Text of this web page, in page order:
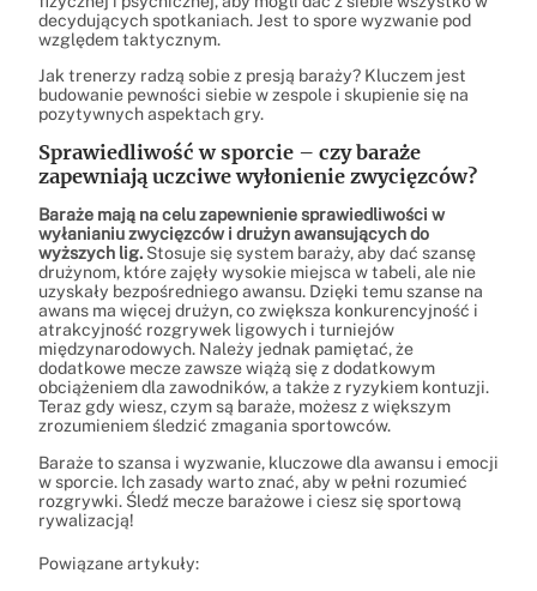
decydujących spotkaniach. Jest to spore wyzwanie pod
względem taktycznym.
Jak trenerzy radzą sobie z presją baraży? Kluczem jest
budowanie pewności siebie w zespole i skupienie się na
pozytywnych aspektach gry.
Sprawiedliwość w sporcie – czy baraże
zapewniają uczciwe wyłonienie zwycięzców?
Baraże mają na celu zapewnienie sprawiedliwości w
wyłanianiu zwycięzców i drużyn awansujących do
wyższych lig. Stosuje się system baraży, aby dać szansę
drużynom, które zajęły wysokie miejsca w tabeli, ale nie
uzyskały bezpośredniego awansu. Dzięki temu szanse na
awans ma więcej drużyn, co zwiększa konkurencyjność i
atrakcyjność rozgrywek ligowych i turniejów
międzynarodowych. Należy jednak pamiętać, że
dodatkowe mecze zawsze wiążą się z dodatkowym
obciążeniem dla zawodników, a także z ryzykiem kontuzji.
Teraz gdy wiesz, czym są baraże, możesz z większym
zrozumieniem śledzić zmagania sportowców.
Baraże to szansa i wyzwanie, kluczowe dla awansu i emocji
w sporcie. Ich zasady warto znać, aby w pełni rozumieć
rozgrywki. Śledź mecze barażowe i ciesz się sportową
rywalizacją!
Powiązane artykuły: